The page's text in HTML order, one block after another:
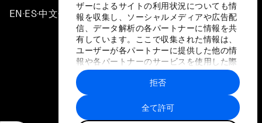
ザーによるサイトの利用状況についても情
報を収集し、ソーシャルメディアや広告配
信、データ解析の各パートナーに情報を共
有しています。ここで収集された情報は、
ユーザーが各パートナーに提供した他の情
報や各パートナーのサービスを使用した際
に収集された情報と組み合わされ、各パー
トナーによって使用されることがありま
す。
全て許可
拒否
EN ▪ES▪中文▪ 日本語
プライバシーポリシーと利用規約
サイトマップ